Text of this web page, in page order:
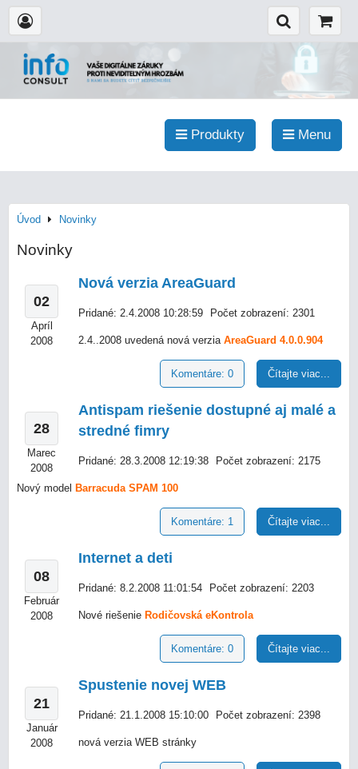
Produkty Menu
Úvod Novinky
Novinky
02
Apríl
2008
Nová verzia AreaGuard
Pridané: 2.4.2008 10:28:59 Počet zobrazení: 2301
2.4..2008 uvedená nová verzia AreaGuard 4.0.0.904
Čítajte viac...
Komentáre: 0
28
Marec
2008
Antispam riešenie dostupné aj malé a
stredné fimry
Pridané: 28.3.2008 12:19:38 Počet zobrazení: 2175
Nový model Barracuda SPAM 100
Čítajte viac...
Komentáre: 1
08
Február
2008
Internet a deti
Pridané: 8.2.2008 11:01:54 Počet zobrazení: 2203
Nové riešenie Rodičovská eKontrola
Čítajte viac...
Komentáre: 0
21
Január
2008
Spustenie novej WEB
Pridané: 21.1.2008 15:10:00 Počet zobrazení: 2398
nová verzia WEB stránky